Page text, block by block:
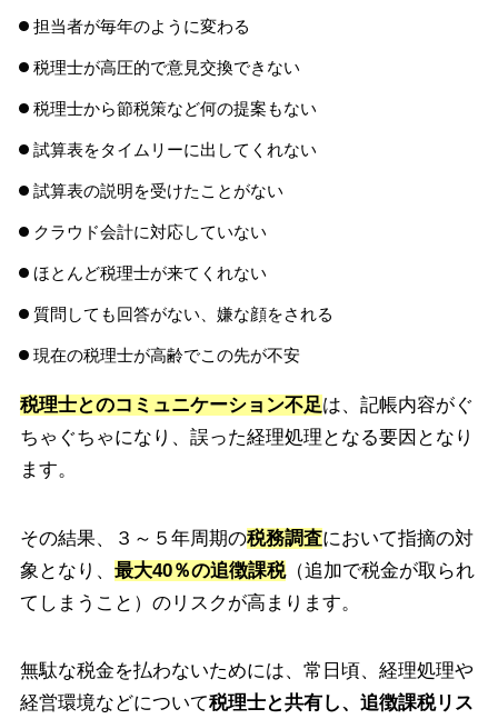
担当者が毎年のように変わる
税理士が高圧的で意見交換できない
税理士から節税策など何の提案もない
試算表をタイムリーに出してくれない
試算表の説明を受けたことがない
クラウド会計に対応していない
ほとんど税理士が来てくれない
質問しても回答がない、嫌な顔をされる
現在の税理士が高齢でこの先が不安
税理士とのコミュニケーション不足は、記帳内容がぐ
ちゃぐちゃになり、誤った経理処理となる要因となり
ます。
その結果、３～５年周期の税務調査において指摘の対
象となり、 最大40％の追徴課税（追加で税金が取られ
てしまうこと）のリスクが高まります。
無駄な税金を払わないためには、常日頃、経理処理や
経営環境などについて税理士と共有し、追徴課税リス